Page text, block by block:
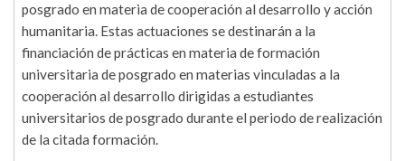
posgrado en materia de cooperación al desarrollo y acción
humanitaria. Estas actuaciones se destinarán a la
financiación de prácticas en materia de formación
universitaria de posgrado en materias vinculadas a la
cooperación al desarrollo dirigidas a estudiantes
universitarios de posgrado durante el periodo de realización
de la citada formación.